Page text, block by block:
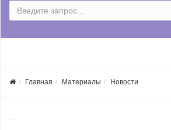
Главная Материалы Новости